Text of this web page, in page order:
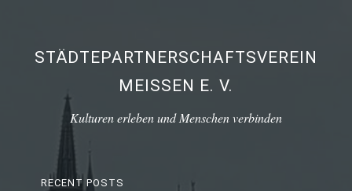
STÄDTEPARTNERSCHAFTSVEREIN
MEISSEN E. V.
Kulturen erleben und Menschen verbinden
RECENT POSTS